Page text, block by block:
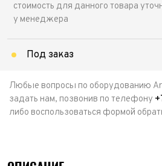
стоимость для данного товара
у менеджера
Под заказ
Любые вопросы по оборудованию
задать нам, позвонив по телефону
либо воспользоваться формой